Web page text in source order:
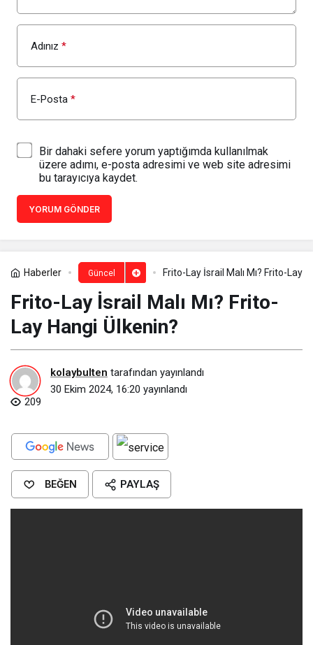
Adınız *
E-Posta *
Bir dahaki sefere yorum yaptığımda kullanılmak
üzere adımı, e-posta adresimi ve web site adresimi
bu tarayıcıya kaydet.
YORUM GÖNDER
Haberler Güncel Frito-Lay İsrail Malı Mı? Frito-Lay
Frito-Lay İsrail Malı Mı? Frito-
Lay Hangi Ülkenin?
kolaybulten tarafından yayınlandı
30 Ekim 2024, 16:20 yayınlandı
209
BEĞEN PAYLAŞ